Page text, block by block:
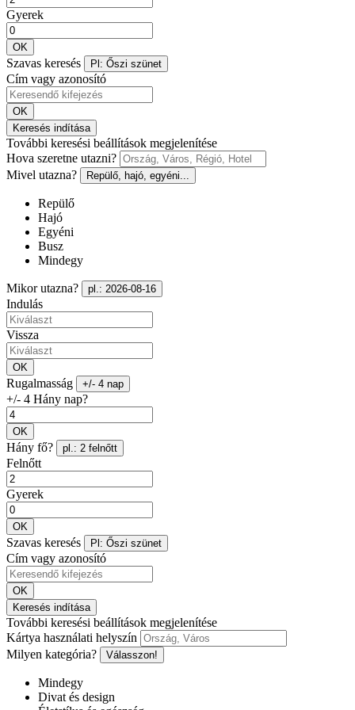
Gyerek
OK
Szavas keresés Pl: Őszi szünet
Cím vagy azonosító
OK
Keresés indítása
További keresési beállítások megjelenítése
Hova szeretne utazni?
Mivel utazna?
Repülő, hajó, egyéni...
Repülő
Hajó
Egyéni
Busz
Mindegy
Mikor utazna? pl.: 2026-08-16
Indulás
Vissza
OK
Rugalmasság +/- 4 nap
+/- 4 Hány nap?
OK
Hány fő? pl.: 2 felnőtt
Felnőtt
Gyerek
OK
Szavas keresés Pl: Őszi szünet
Cím vagy azonosító
OK
Keresés indítása
További keresési beállítások megjelenítése
Kártya használati helyszín
Milyen kategória?
Válasszon!
Mindegy
Divat és design